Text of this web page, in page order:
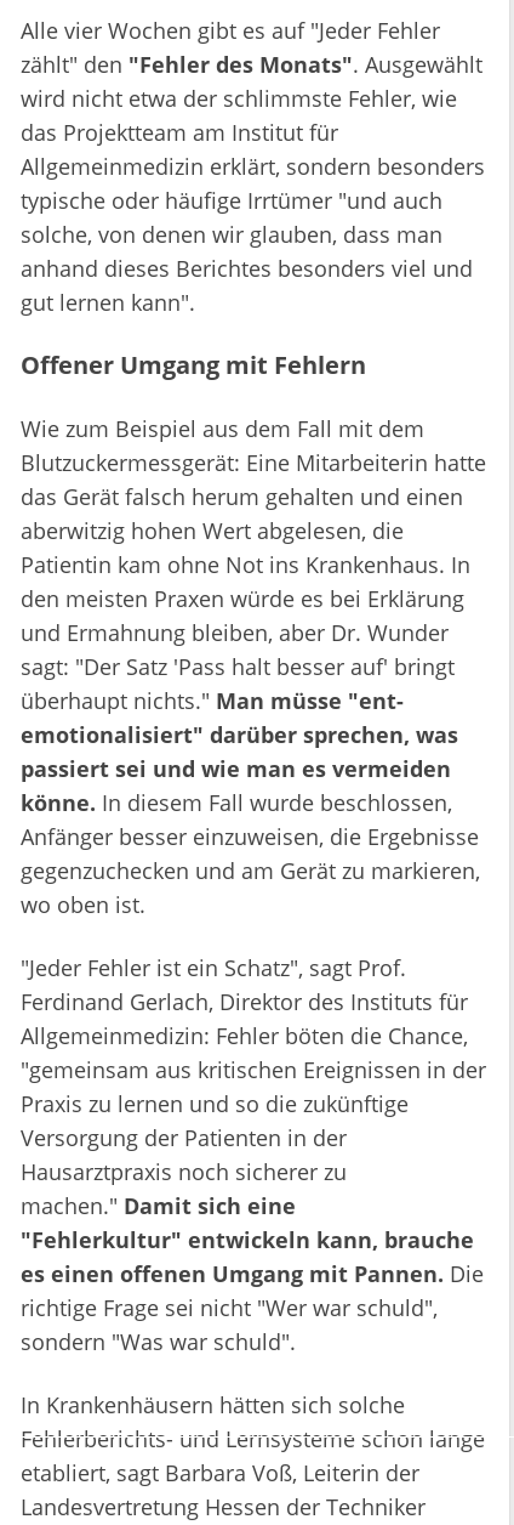
Alle vier Wochen gibt es auf "Jeder Fehler
zählt" den "Fehler des Monats". Ausgewählt
wird nicht etwa der schlimmste Fehler, wie
das Projektteam am Institut für
Allgemeinmedizin erklärt, sondern besonders
typische oder häufige Irrtümer "und auch
solche, von denen wir glauben, dass man
anhand dieses Berichtes besonders viel und
gut lernen kann".
Offener Umgang mit Fehlern
Wie zum Beispiel aus dem Fall mit dem
Blutzuckermessgerät: Eine Mitarbeiterin hatte
das Gerät falsch herum gehalten und einen
aberwitzig hohen Wert abgelesen, die
Patientin kam ohne Not ins Krankenhaus. In
den meisten Praxen würde es bei Erklärung
und Ermahnung bleiben, aber Dr. Wunder
sagt: "Der Satz 'Pass halt besser auf' bringt
überhaupt nichts." Man müsse "ent-
emotionalisiert" darüber sprechen, was
passiert sei und wie man es vermeiden
könne. In diesem Fall wurde beschlossen,
Anfänger besser einzuweisen, die Ergebnisse
gegenzuchecken und am Gerät zu markieren,
wo oben ist.
"Jeder Fehler ist ein Schatz", sagt Prof.
Ferdinand Gerlach, Direktor des Instituts für
Allgemeinmedizin: Fehler böten die Chance,
"gemeinsam aus kritischen Ereignissen in der
Praxis zu lernen und so die zukünftige
Versorgung der Patienten in der
Hausarztpraxis noch sicherer zu
machen." Damit sich eine
"Fehlerkultur" entwickeln kann, brauche
es einen offenen Umgang mit Pannen. Die
richtige Frage sei nicht "Wer war schuld",
sondern "Was war schuld".
In Krankenhäusern hätten sich solche
Fehlerberichts- und Lernsysteme schon lange
etabliert, sagt Barbara Voß, Leiterin der
Landesvertretung Hessen der Techniker